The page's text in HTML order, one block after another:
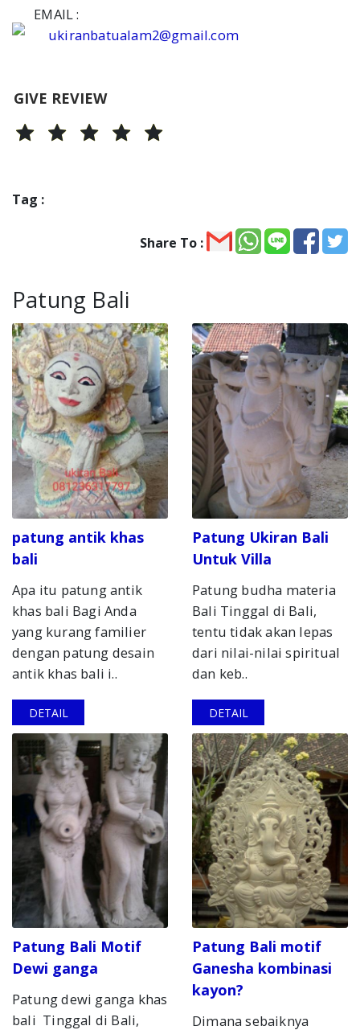
EMAIL :
ukiranbatualam2@gmail.com
GIVE REVIEW
Tag :
Share To :
Patung Bali
patung antik khas
bali
Apa itu patung antik
khas bali Bagi Anda
yang kurang familier
dengan patung desain
antik khas bali i..
DETAIL
Patung Ukiran Bali
Untuk Villa
Patung budha materia
Bali Tinggal di Bali,
tentu tidak akan lepas
dari nilai-nilai spiritual
dan keb..
DETAIL
Patung Bali Motif
Dewi ganga
Patung dewi ganga khas
bali Tinggal di Bali,
Patung Bali motif
Ganesha kombinasi
kayon?
Dimana sebaiknya